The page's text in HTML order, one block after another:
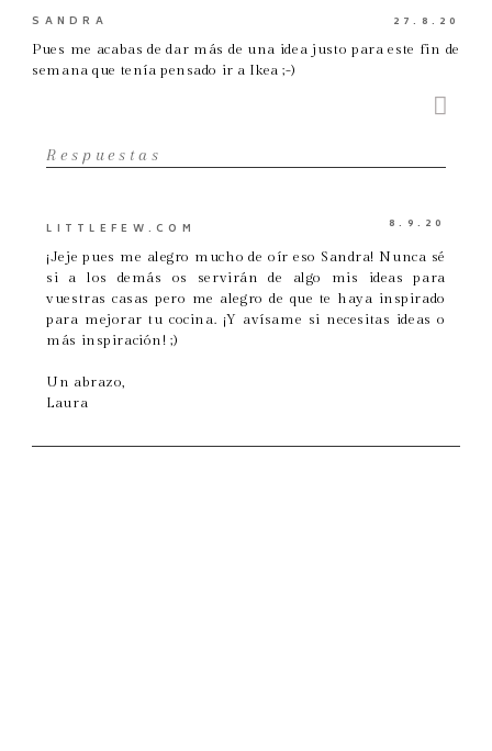
SANDRA
27.8.20
Pues me acabas de dar más de una idea justo para este fin de
semana que tenía pensado ir a Ikea ;-)
Respuestas
LITTLEFEW.COM
8.9.20
¡Jeje pues me alegro mucho de oír eso Sandra! Nunca sé
si a los demás os servirán de algo mis ideas para
vuestras casas pero me alegro de que te haya inspirado
para mejorar tu cocina. ¡Y avísame si necesitas ideas o
más inspiración! ;)
Un abrazo,
Laura